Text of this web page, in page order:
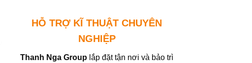
HỖ TRỢ KĨ THUẬT CHUYÊN
NGHIỆP
Thanh Nga Group lắp đặt tận nơi và bảo trì